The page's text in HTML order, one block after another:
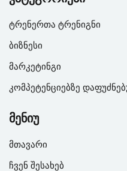
ტრენერთა ტრენიგნი
ბიზნესი
მარკეტინგი
კომპეტენციებზე
მენიუ
მთავარი
ჩვენ შესახებ